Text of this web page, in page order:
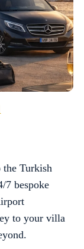
the Turkish
7 bespoke
to your villa